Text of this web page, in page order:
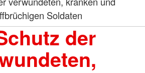
Soldaten
der